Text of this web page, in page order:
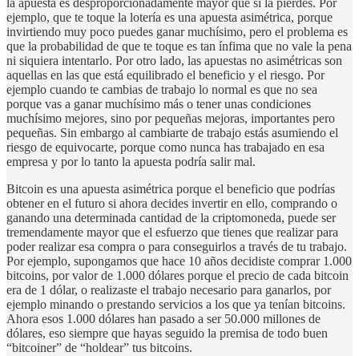
la apuesta es desproporcionadamente mayor que si la pierdes. Por
ejemplo, que te toque la lotería es una apuesta asimétrica, porque
invirtiendo muy poco puedes ganar muchísimo, pero el problema es
que la probabilidad de que te toque es tan ínfima que no vale la pena
ni siquiera intentarlo. Por otro lado, las apuestas no asimétricas son
aquellas en las que está equilibrado el beneficio y el riesgo. Por
ejemplo cuando te cambias de trabajo lo normal es que no sea
porque vas a ganar muchísimo más o tener unas condiciones
muchísimo mejores, sino por pequeñas mejoras, importantes pero
pequeñas. Sin embargo al cambiarte de trabajo estás asumiendo el
riesgo de equivocarte, porque como nunca has trabajado en esa
empresa y por lo tanto la apuesta podría salir mal.
Bitcoin es una apuesta asimétrica porque el beneficio que podrías
obtener en el futuro si ahora decides invertir en ello, comprando o
ganando una determinada cantidad de la criptomoneda, puede ser
tremendamente mayor que el esfuerzo que tienes que realizar para
poder realizar esa compra o para conseguirlos a través de tu trabajo.
Por ejemplo, supongamos que hace 10 años decidiste comprar 1.000
bitcoins, por valor de 1.000 dólares porque el precio de cada bitcoin
era de 1 dólar, o realizaste el trabajo necesario para ganarlos, por
ejemplo minando o prestando servicios a los que ya tenían bitcoins.
Ahora esos 1.000 dólares han pasado a ser 50.000 millones de
dólares, eso siempre que hayas seguido la premisa de todo buen
“bitcoiner” de “holdear” tus bitcoins.